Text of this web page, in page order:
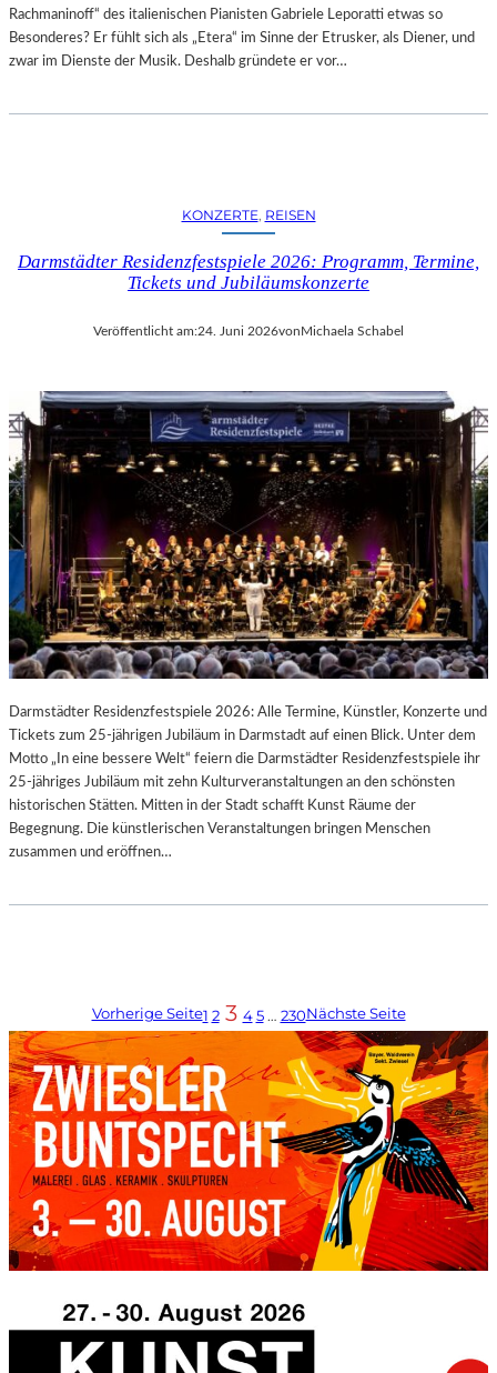
Rachmaninoff“ des italienischen Pianisten Gabriele Leporatti etwas so
Besonderes? Er fühlt sich als „Etera“ im Sinne der Etrusker, als Diener, und
zwar im Dienste der Musik. Deshalb gründete er vor…
KONZERTE, REISEN
Darmstädter Residenzfestspiele 2026: Programm, Termine,
Tickets und Jubiläumskonzerte
Veröffentlicht am:24. Juni 2026vonMichaela Schabel
Darmstädter Residenzfestspiele 2026: Alle Termine, Künstler, Konzerte und
Tickets zum 25-jährigen Jubiläum in Darmstadt auf einen Blick. Unter dem
Motto „In eine bessere Welt“ feiern die Darmstädter Residenzfestspiele ihr
25-jähriges Jubiläum mit zehn Kulturveranstaltungen an den schönsten
historischen Stätten. Mitten in der Stadt schafft Kunst Räume der
Begegnung. Die künstlerischen Veranstaltungen bringen Menschen
zusammen und eröffnen…
Vorherige Seite1 2 3 4 5 … 230Nächste Seite